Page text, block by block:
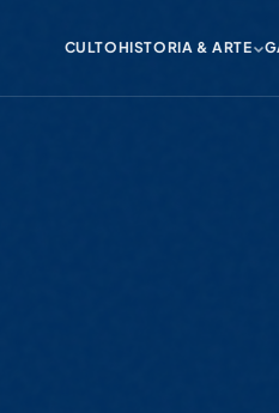
CULTOHISTORIA & ARTE